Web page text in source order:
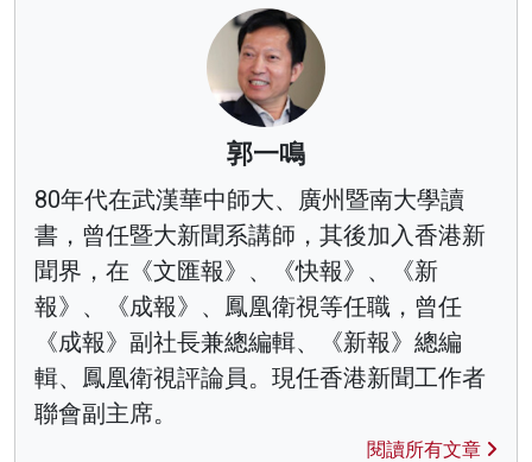
郭一鳴
80年代在武漢華中師大、廣州暨南大學讀
書，曾任暨大新聞系講師，其後加入香港新
聞界，在《文匯報》、《快報》、《新
報》、《成報》、鳳凰衛視等任職，曾任
《成報》副社長兼總編輯、《新報》總編
輯、鳳凰衛視評論員。現任香港新聞工作者
聯會副主席。
閱讀所有文章